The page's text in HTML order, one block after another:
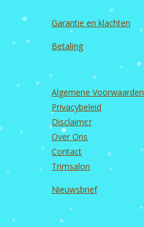
Garantie en klachten
Betaling
Algemene Voorwaarden
Privacybeleid
Disclaimer
Over Ons
Contact
Trimsalon
Nieuwsbrief